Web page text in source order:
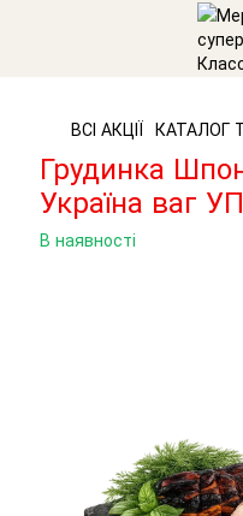
ВСІ АКЦІЇ КАТАЛОГ
Грудинка
Україна ваг
В наявності